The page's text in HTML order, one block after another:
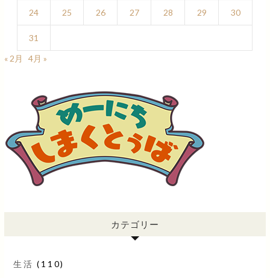
24 25 26 27 28 29 30
31
« 2月
4月 »
カテゴリー
生活 (110)